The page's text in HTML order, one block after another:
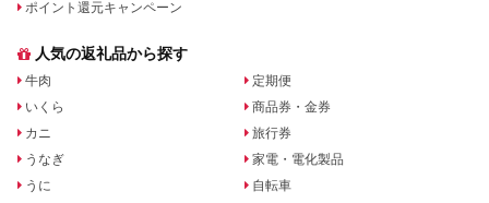
ポイント還元キャンペーン
人気の返礼品から探す
牛肉
いくら
カニ
うなぎ
うに
定期便
商品券・金券
旅行券
家電・電化製品
自転車